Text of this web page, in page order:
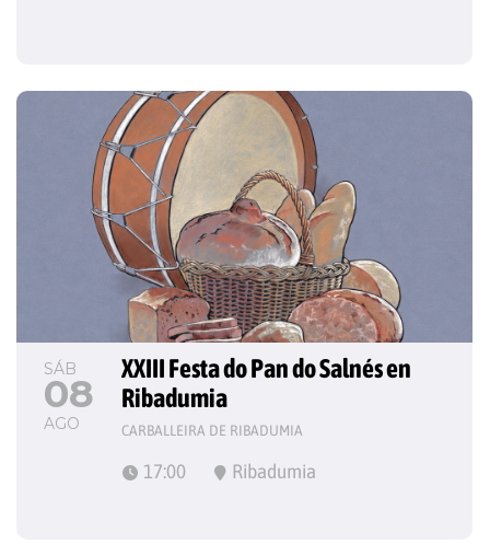
SÁB
08
AGO
XXIII Festa do Pan do Salnés en
Ribadumia
CARBALLEIRA DE RIBADUMIA
17:00 Ribadumia